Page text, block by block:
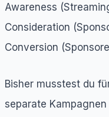
Awareness
Consideration
Conversion
Bisher musstest du
separate